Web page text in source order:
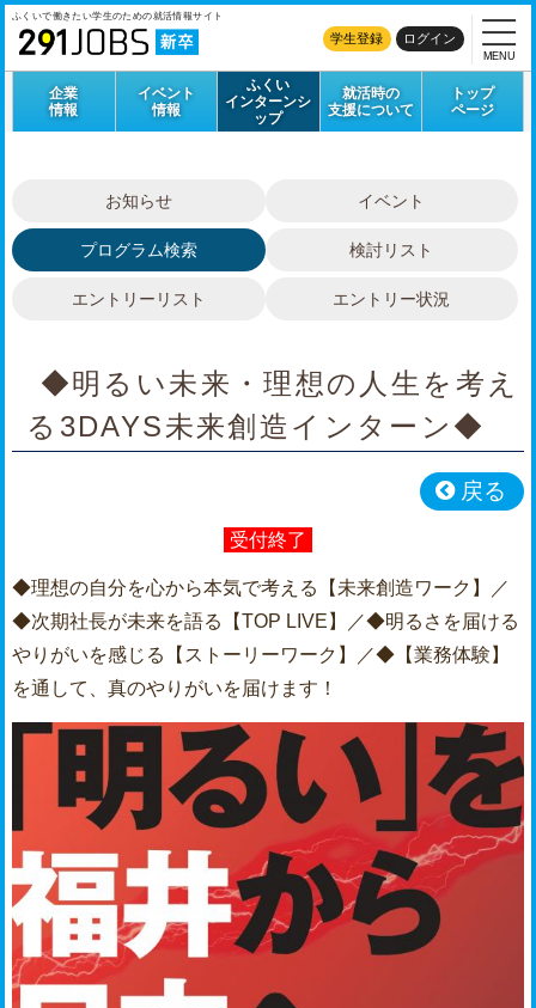
ふくいで働きたい学生のための就活情報サイト
学生登録 ログイン
企業
情報
イベント
情報
ふくい
インターンシ
ップ
就活時の
支援について
トップ
ページ
MENU
お知らせ イベント
プログラム検索 検討リスト
エントリーリスト エントリー状況
◆明るい未来・理想の人生を考え
る3DAYS未来創造インターン◆
戻る
受付終了
◆理想の自分を心から本気で考える【未来創造ワーク】／
◆次期社長が未来を語る【TOP LIVE】／◆明るさを届ける
やりがいを感じる【ストーリーワーク】／◆【業務体験】
を通して、真のやりがいを届けます！